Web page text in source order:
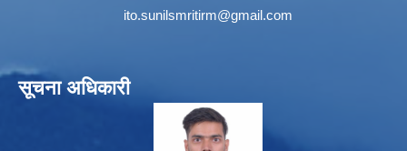
ito.sunilsmritirm@gmail.com
सूचना अधिकारी